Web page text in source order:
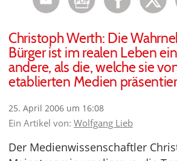
Christoph Werth: Die
Bürger ist im realen Leben
andere, als die, welche sie
etablierten Medien
25. April 2006 um 16:08
Ein Artikel von: Wolfgang Lieb
Der Medienwissenschaftler